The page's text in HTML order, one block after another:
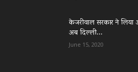
केजरीवाल सरकार ने
अब दिल्ली...
June 15, 2020